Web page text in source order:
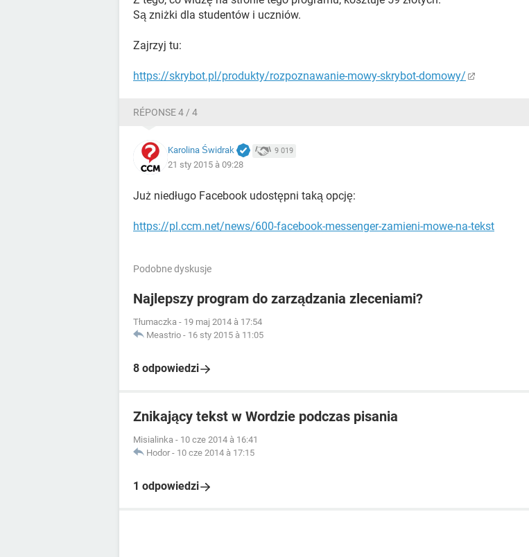
Są zniżki dla studentów i uczniów.
Zajrzyj tu:
https://skrybot.pl/produkty/rozpoznawanie-mowy-skrybot-domowy/
RÉPONSE 4 / 4
Karolina Świdrak 9 019
21 sty 2015 à 09:28
Już niedługo Facebook udostępni taką opcję:
https://pl.ccm.net/news/600-facebook-messenger-zamieni-mowe-na-tekst
Podobne dyskusje
Najlepszy program do zarządzania zleceniami?
Tłumaczka - 19 maj 2014 à 17:54
Meastrio - 16 sty 2015 à 11:05
8 odpowiedzi
Znikający tekst w Wordzie podczas pisania
Misialinka - 10 cze 2014 à 16:41
Hodor - 10 cze 2014 à 17:15
1 odpowiedzi